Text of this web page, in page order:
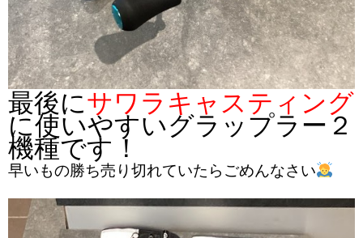
最後にサワラキャスティング
に使いやすいグラップラー２
機種です！
早いもの勝ち売り切れていたらごめんなさい